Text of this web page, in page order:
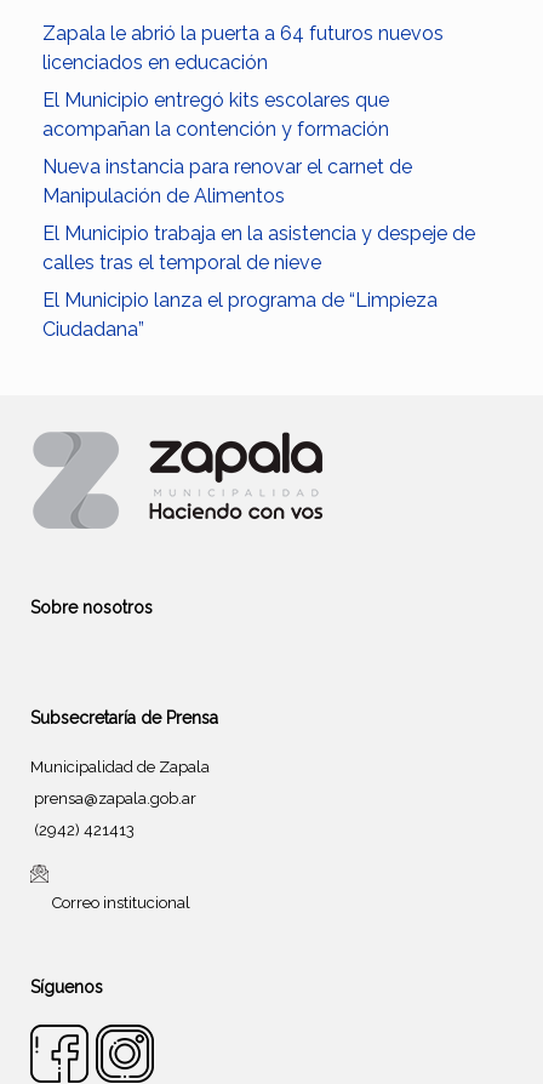
Zapala le abrió la puerta a 64 futuros nuevos
licenciados en educación
El Municipio entregó kits escolares que
acompañan la contención y formación
Nueva instancia para renovar el carnet de
Manipulación de Alimentos
El Municipio trabaja en la asistencia y despeje de
calles tras el temporal de nieve
El Municipio lanza el programa de “Limpieza
Ciudadana”
Sobre nosotros
Subsecretaría de Prensa
Municipalidad de Zapala
prensa@zapala.gob.ar
(2942) 421413
Correo institucional
Síguenos